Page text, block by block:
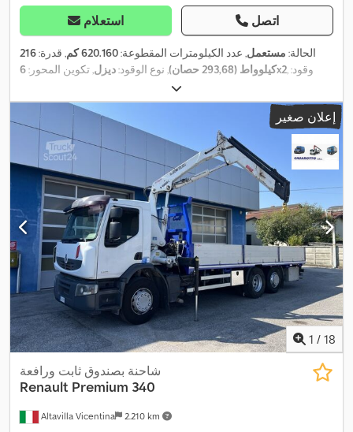
استعلام اتصل
الحالة: مستعمل, عدد الكيلومترات المقطوعة:620.160 كم , قدرة:216
كيلوواط (293,68 حصان)
, نوع الوقود:ديزل, تكوين المحور: 6x2 , وقود:
, فئة الانبعاثات:
المُبطئ, رافعة, نظام الفرامل المانعة للانغلاق (ABS),
إعلان صغير
1 / 18
Altavilla Vicentina 2.210 km
شاحنة بصندوق ثابت ورافعة
Renault Premium 340